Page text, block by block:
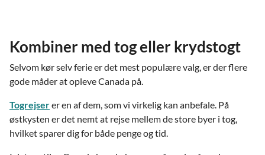
Kombiner med tog eller krydstogt
Selvom kør selv ferie er det mest populære valg, er der flere
gode måder at opleve Canada på.
Togrejserer en af dem, som vi virkelig kan anbefale. På
østkysten er det nemt at rejse mellem de store byer i tog,
hvilket sparer dig for både penge og tid.